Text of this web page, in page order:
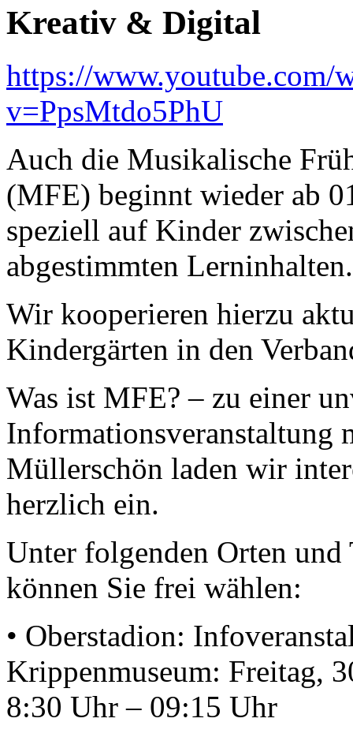
Kreativ & Digital
https://www.youtube.com/
v=PpsMtdo5PhU
Auch die Musikalische
(MFE) beginnt wieder ab
speziell auf Kinder
abgestimmten Lerninhalten.
Wir kooperieren hierzu
Kindergärten in den
Was ist MFE? – zu einer
Informationsveranstaltung
Müllerschön laden wir
herzlich ein.
Unter folgenden Orten und
können Sie frei wählen:
• Oberstadion:
Krippenmuseum: Freitag,
8:30 Uhr – 09:15 Uhr